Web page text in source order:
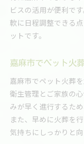
ビスの活用が便利で
軟に日程調整できる
ットです。
嘉麻市でペット火
嘉麻市でペット火葬
衛生管理とご家族の
みが早く進行するた
また、早めに火葬を
気持ちにしっかりと